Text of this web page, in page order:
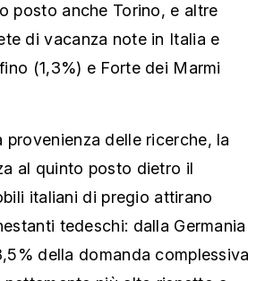
posto anche Torino, e altre
di vacanza note in Italia e
(1,3%) e Forte dei Marmi
provenienza delle ricerche, la
al quinto posto dietro il
italiani di pregio attirano
tedeschi: dalla Germania
della domanda complessiva